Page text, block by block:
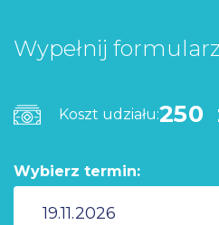
Wypełnij
Koszt udziału:250
Wybierz termin: